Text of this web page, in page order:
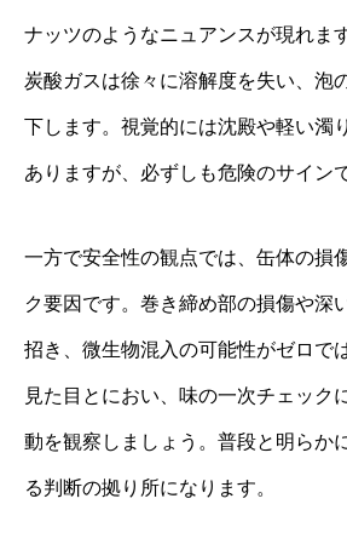
ナッツのようなニュアンスが現れます
炭酸ガスは徐々に溶解度を失い、泡
下します。視覚的には沈殿や軽い濁
ありますが、必ずしも危険のサイン
一方で安全性の観点では、缶体の損
ク要因です。巻き締め部の損傷や深
招き、微生物混入の可能性がゼロで
見た目とにおい、味の一次チェック
動を観察しましょう。普段と明らか
る判断の拠り所になります。